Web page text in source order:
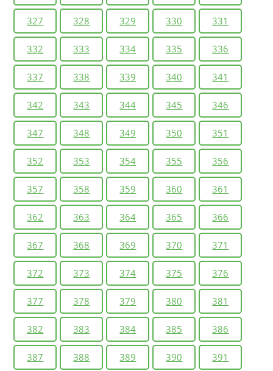
327 328 329 330 331
332 333 334 335 336
337 338 339 340 341
342 343 344 345 346
347 348 349 350 351
352 353 354 355 356
357 358 359 360 361
362 363 364 365 366
367 368 369 370 371
372 373 374 375 376
377 378 379 380 381
382 383 384 385 386
387 388 389 390 391